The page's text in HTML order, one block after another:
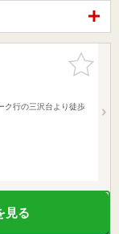
お気に入
りに追加
ク行の三沢台より徒歩
見る